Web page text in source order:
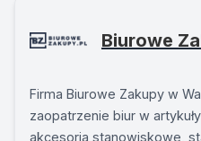
Biurowe
Firma Biurowe Zakupy w
zaopatrzenie biur w
akcesoria stanowiskowe,